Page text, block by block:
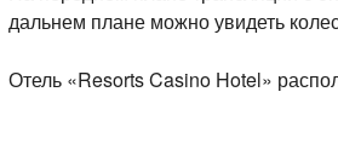
дальнем плане можно увидеть
Отель «Resorts Casino Hotel»